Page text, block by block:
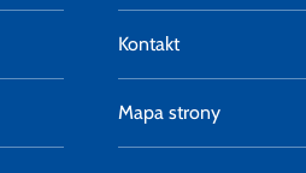
Kontakt
Mapa strony